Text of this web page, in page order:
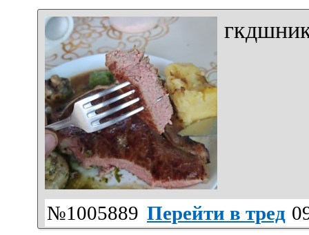
№1005889 Перейти в тред